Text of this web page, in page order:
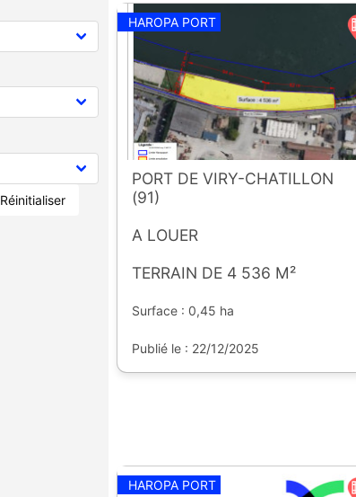
Réinitialiser
HAROPA PORT
PORT DE VIRY-CHATILLON
(91)
A LOUER
TERRAIN DE 4 536 M²
Surface : 0,45 ha
Publié le : 22/12/2025
HAROPA PORT